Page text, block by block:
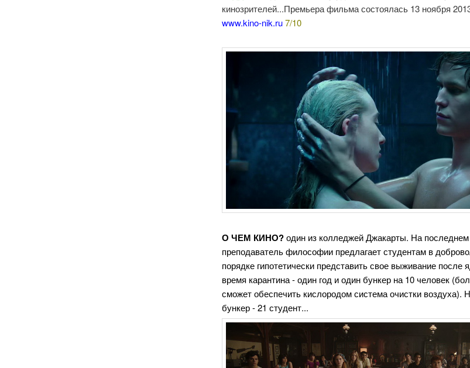
кинозрителей...Премьера фильма состоялась 13 ноября
www.kino-nik.ru7/10
О ЧЕМ КИНО?один из колледжей Джакарты. На последнем
преподаватель философии предлагает студентам в
порядке гипотетически представить свое выживание после
время карантина - один год и один бункер на 10 человек
сможет обеспечить кислородом система очистки воздуха).
бункер - 21 студент...